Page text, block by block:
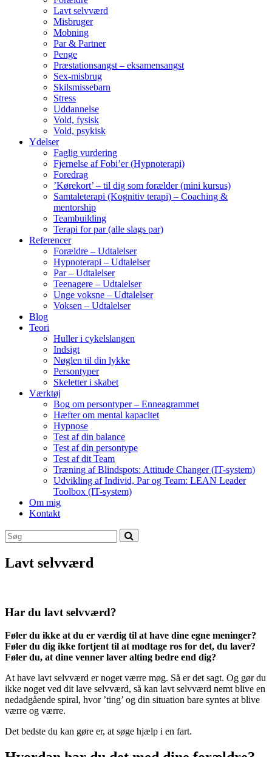
Lavt selvværd
Misbruger
Mobning
Par & Partner
Penge
Præstationsangst – eksamensangst
Sex-misbrug
Skilsmissebarn
Stress
Uddannelse
Vold, fysisk
Vold, psykisk
Ydelser
Faglig vurdering
Fjernelse af Fobi’er (Hypnoterapi)
Foredrag
’Kørekort’ – til dig som forælder (mini kursus)
Samtaleterapi (Kognitiv terapi) – Coaching &
mentorship
Teambuilding
Terapi for par (alle slags par)
Referencer
Forældre – Udtalelser
Hypnoterapi – Udtalelser
Par – Udtalelser
Teenagere – Udtalelser
Unge voksne – Udtalelser
Voksen – Udtalelser
Blog
Teori
Huller i cykelslangen
Indsigt
Nøglen til din lykke
Persontyper
Skeletter i skabet
Værktøj
Bog om persontyper – Enneagrammet
Hæfter om mental kapacitet
Hypnose
Test af din balance
Test af din persontype
Test af dit Team
Træning af Blindspots: Attitude Changer (IT-system)
Udvikling af Individ, Par og Team: LEAN Leader
Toolbox (IT-system)
Om mig
Kontakt
Lavt selvværd
Har du lavt selvværd?
Føler du ikke at du er værdig til at have dine egne meninger?
Føler du dig ikke fortjent til at modtage ros for det, du laver?
Føler du, at dine venner laver alting bedre end dig?
At have lavt selvværd er noget værre møg. Så er det sagt. Og gør du
ikke noget ved dit lave selvværd, så kan lavt selvværd nemt blive en
nedadgående spiral, hvor ’ting’ og din situation bare syntes at blive
værre og værre.
Det bedste du kan gøre er, at søge hjælp i en fart.